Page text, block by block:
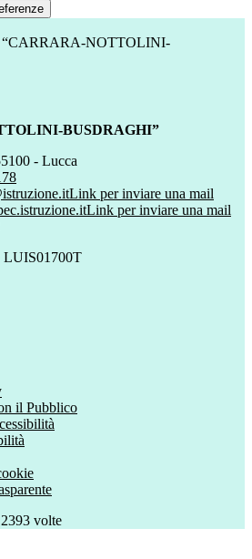
“CARRARA-NOTTOLINI-
BUSDRAGHI”
- Lucca
Link per inviare una mail
Link per inviare una mail
LUIS01700T
il Pubblico
2393 volte